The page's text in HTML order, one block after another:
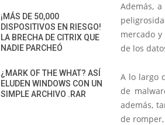
Además,
mercado
de los
A lo largo
de
además,
de
¡MÁS DE 50,000
DISPOSITIVOS EN RIESGO!
LA BRECHA DE CITRIX QUE
NADIE PARCHEÓ
¿MARK OF THE WHAT? ASÍ
ELUDEN WINDOWS CON UN
SIMPLE ARCHIVO .RAR